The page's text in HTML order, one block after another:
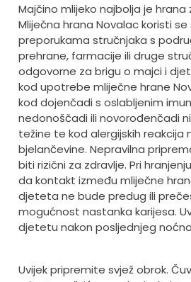
Majčino mlijeko najbolja je hrana
Mliječna hrana Novalac koristi
preporukama stručnjaka s
prehrane, farmacije ili druge
odgovorne za brigu o majci i
kod upotrebe mliječne hrane
kod dojenčadi s oslabljenim
nedonoščadi ili novorođenčadi
težine te kod alergijskih reakcija
bjelančevine. Nepravilna
biti rizični za zdravlje. Pri
da kontakt između mliječne
djeteta ne bude predug ili
mogućnost nastanka karijesa.
djetetu nakon posljednjeg
Uvijek pripremite svjež obrok.